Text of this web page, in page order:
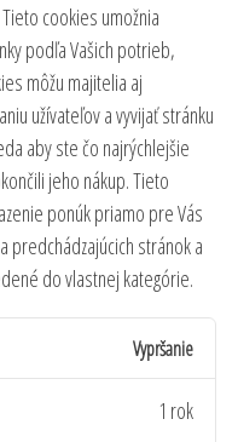
Tieto cookies umožnia
podľa Vašich potrieb,
môžu majitelia aj
užívateľov a vyvijať stránku
aby ste čo najrýchlejšie
jeho nákup.Tieto
ponúk priamo pre Vás
stránok a
do vlastnej kategórie.
Vypršanie
1 rok